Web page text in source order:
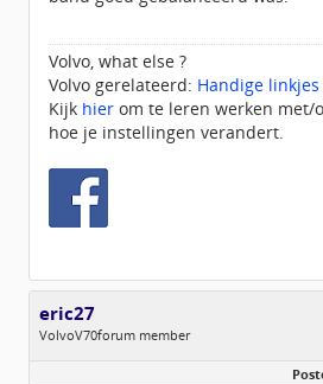
Volvo, what else ?
Volvo gerelateerd: Handige linkjes
Kijk hier om te leren werken met/
hoe je instellingen verandert.
eric27
VolvoV70forum member